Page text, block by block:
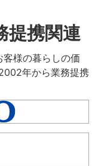
提携関連
様の暮らしの価
年から業務提携